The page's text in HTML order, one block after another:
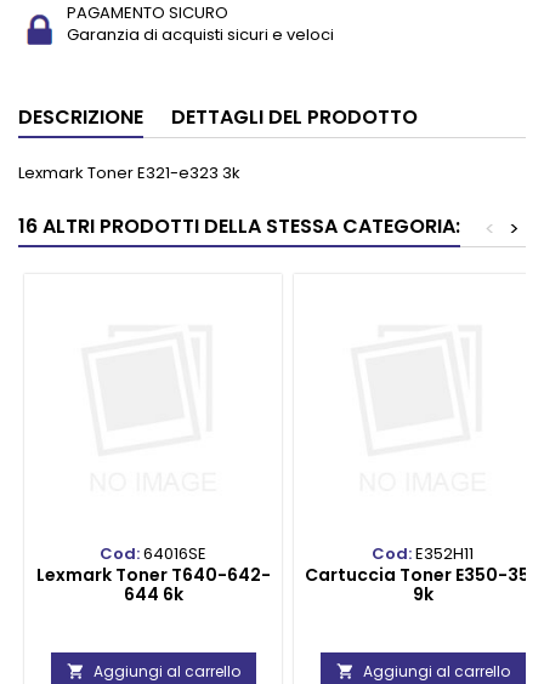
PAGAMENTO SICURO
Garanzia di acquisti sicuri e veloci
DESCRIZIONE DETTAGLI DEL PRODOTTO
Lexmark Toner E321-e323 3k
16 ALTRI PRODOTTI DELLA STESSA CATEGORIA: >
<
Cod:64016SE
Lexmark Toner T640-642-
644 6k
 Aggiungi al carrello
Cod:E352H11
Cartuccia Toner E350-352
9k
 Aggiungi al carrello